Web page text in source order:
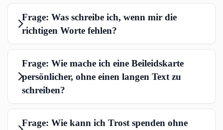
Frage: Was schreibe ich, wenn mir die
richtigen Worte fehlen?
Frage: Wie mache ich eine Beileidskarte
persönlicher, ohne einen langen Text zu
schreiben?
Frage: Wie kann ich Trost spenden ohne